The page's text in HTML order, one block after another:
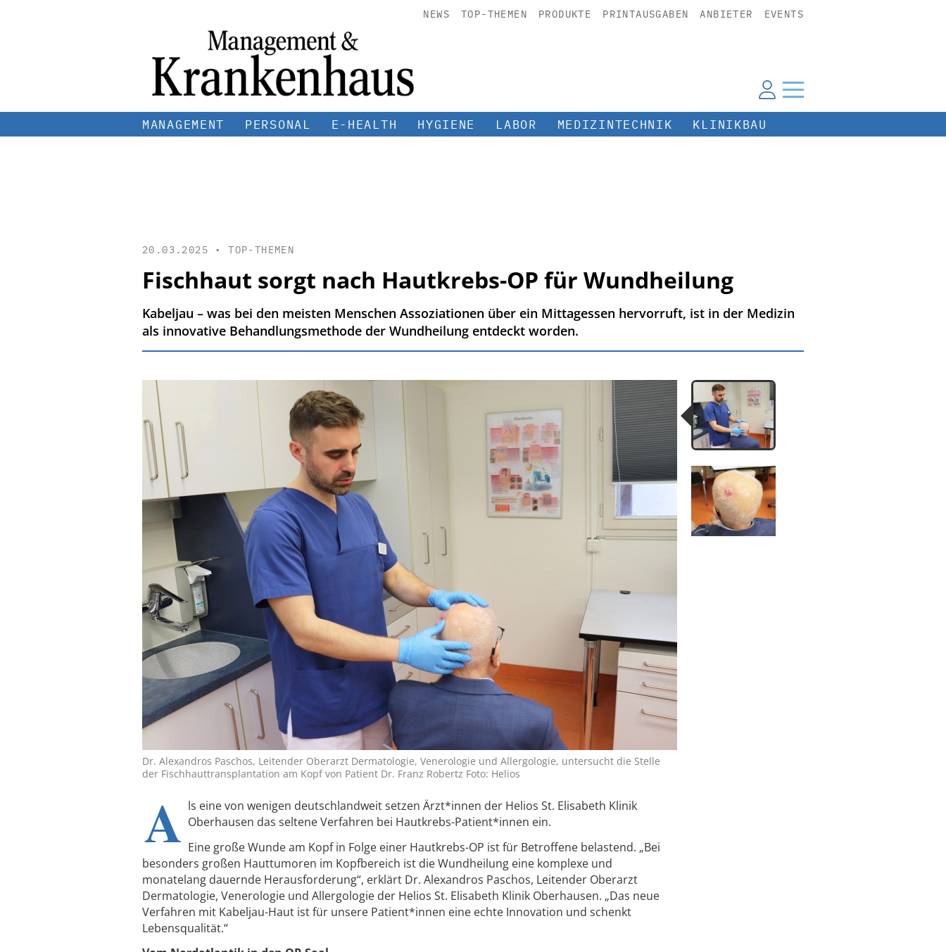
NEWS TOP-THEMEN PRODUKTE PRINTAUSGABEN ANBIETER EVENTS
MANAGEMENT PERSONAL E-HEALTH HYGIENE LABOR MEDIZINTECHNIK KLINIKBAU
20.03.2025 •TOP-THEMEN
Fischhaut sorgt nach Hautkrebs-OP für Wundheilung
Kabeljau – was bei den meisten Menschen Assoziationen über ein Mittagessen hervorruft, ist in der Medizin
als innovative Behandlungsmethode der Wundheilung entdeckt worden.
Dr. Alexandros Paschos, Leitender Oberarzt Dermatologie, Venerologie und Allergologie, untersucht die Stelle
der Fischhauttransplantation am Kopf von Patient Dr. Franz Robertz Foto: Helios
A ls eine von wenigen deutschlandweit setzen Ärzt*innen der Helios St. Elisabeth Klinik
Oberhausen das seltene Verfahren bei Hautkrebs-Patient*innen ein.
Eine große Wunde am Kopf in Folge einer Hautkrebs-OP ist für Betroffene belastend. „Bei
besonders großen Hauttumoren im Kopfbereich ist die Wundheilung eine komplexe und
monatelang dauernde Herausforderung“, erklärt Dr. Alexandros Paschos, Leitender Oberarzt
Dermatologie, Venerologie und Allergologie der Helios St. Elisabeth Klinik Oberhausen. „Das neue
Verfahren mit Kabeljau-Haut ist für unsere Patient*innen eine echte Innovation und schenkt
Lebensqualität.“